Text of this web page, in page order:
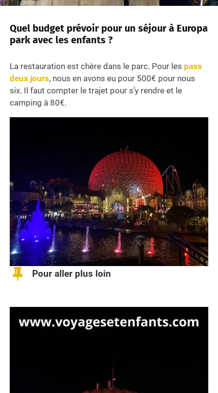
Quel budget prévoir pour un séjour à Europa
park avec les enfants ?
La restauration est chère dans le parc. Pour les pass
deux jours, nous en avons eu pour 500€ pour nous
six. Il faut compter le trajet pour s’y rendre et le
camping à 80€.
Pour aller plus loin